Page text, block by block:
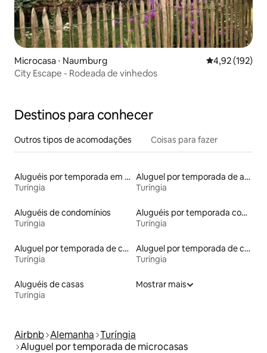
Microcasa ⋅ Naumburg 4,92 de uma
4,92 (192)
City Escape - Rodeada de vinhedos
Destinos para conhecer
Outros tipos de acomodações Coisas para fazer
Aluguéis por temporada em hotéis-fazenda
Turíngia
Aluguel por temporada de apart-hotéis
Turíngia
Aluguéis de condomínios
Turíngia
Aluguéis por temporada com caiaque
Turíngia
Aluguel por temporada de castelos
Turíngia
Aluguel por temporada de casas-barco
Turíngia
Aluguéis de casas
Turíngia
Mostrar mais
Airbnb Alemanha Turíngia
Aluguel por temporada de microcasas